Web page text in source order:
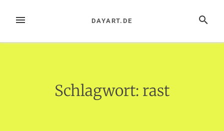
InhaltMENÜ SUCHE
DAYART.DE
Schlagwort: rast